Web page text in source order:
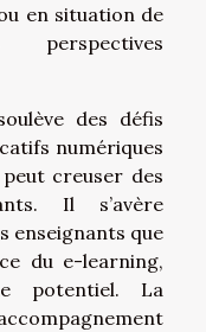
en situation de
des défis
numériques
creuser des
Il s’avère
enseignants que
du e-learning,
potentiel. La